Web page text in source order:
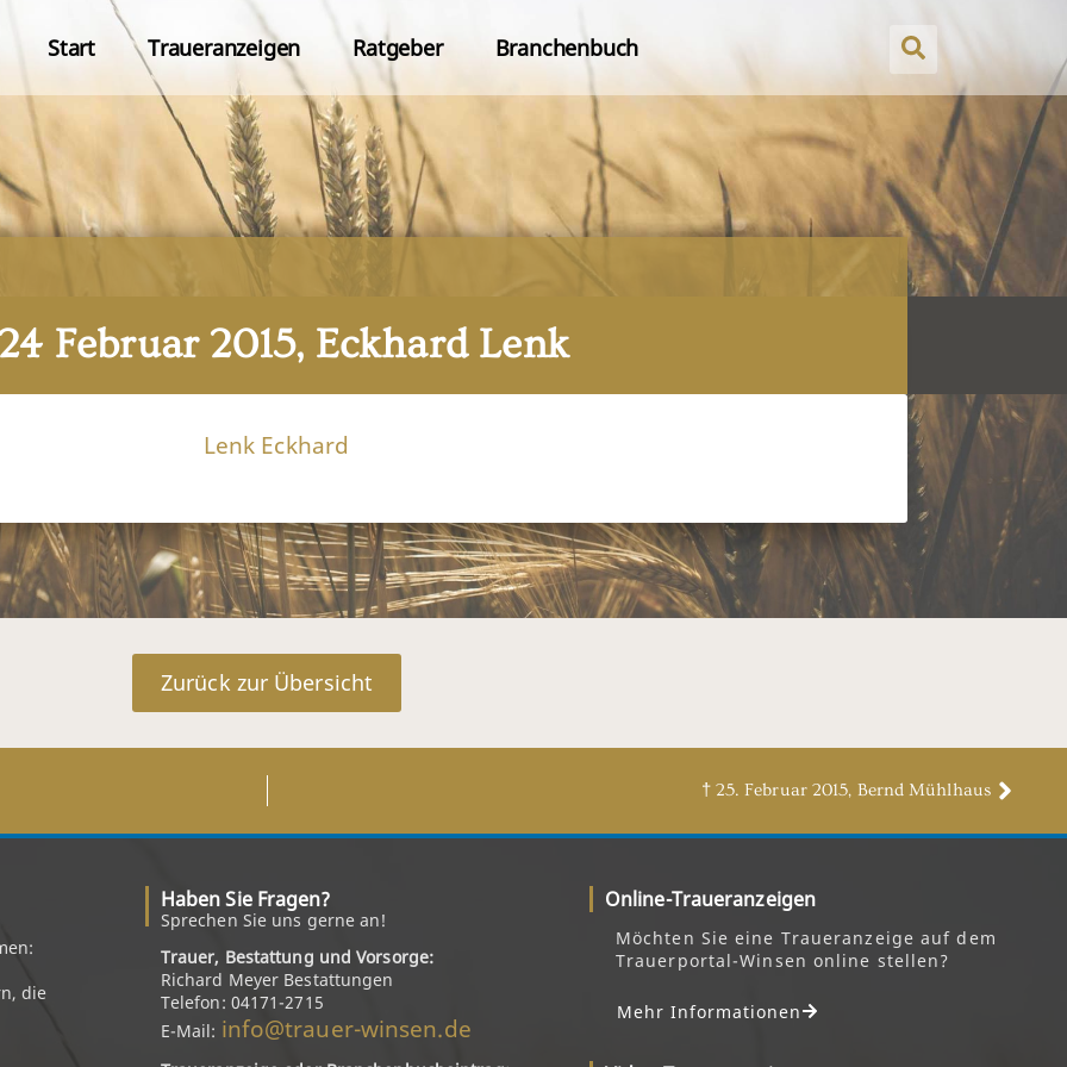
Start Traueranzeigen Ratgeber Branchenbuch
Februar 2015, Eckhard Lenk
Zurück zur Übersicht
† 25. Februar 2015, Bernd Mühlhaus
die
Haben Sie Fragen?
Sprechen Sie uns gerne an!
Trauer, Bestattung und Vorsorge:
Richard Meyer Bestattungen
Telefon: 04171-2715
E-Mail: info@trauer-winsen.de
Online-Traueranzeigen
Möchten Sie eine Traueranzeige auf dem
Trauerportal-Winsen online stellen?
Mehr Informationen